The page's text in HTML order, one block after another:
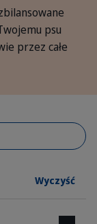
psu
przez całe
Wyczyść